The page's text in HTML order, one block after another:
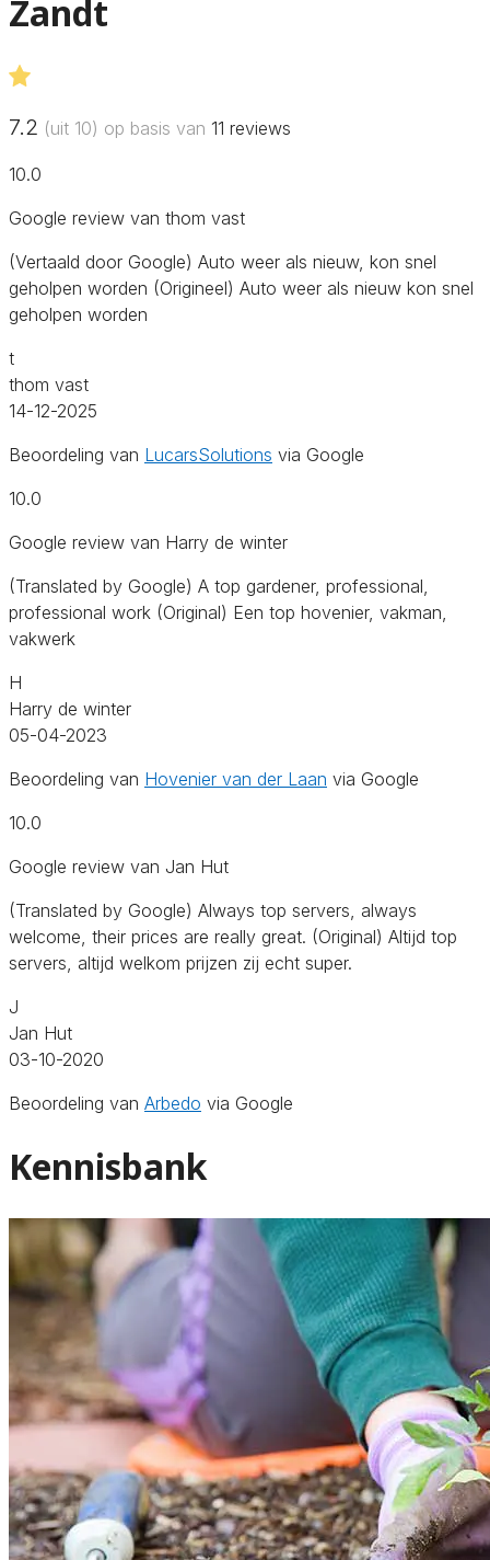
Zandt
7.2 (uit 10) op basis van 11 reviews
10.0
Google review van thom vast
(Vertaald door Google) Auto weer als nieuw, kon snel
geholpen worden (Origineel) Auto weer als nieuw kon snel
geholpen worden
t
thom vast
14-12-2025
Beoordeling van LucarsSolutions via Google
10.0
Google review van Harry de winter
(Translated by Google) A top gardener, professional,
professional work (Original) Een top hovenier, vakman,
vakwerk
H
Harry de winter
05-04-2023
Beoordeling van Hovenier van der Laan via Google
10.0
Google review van Jan Hut
(Translated by Google) Always top servers, always
welcome, their prices are really great. (Original) Altijd top
servers, altijd welkom prijzen zij echt super.
J
Jan Hut
03-10-2020
Beoordeling van Arbedo via Google
Kennisbank